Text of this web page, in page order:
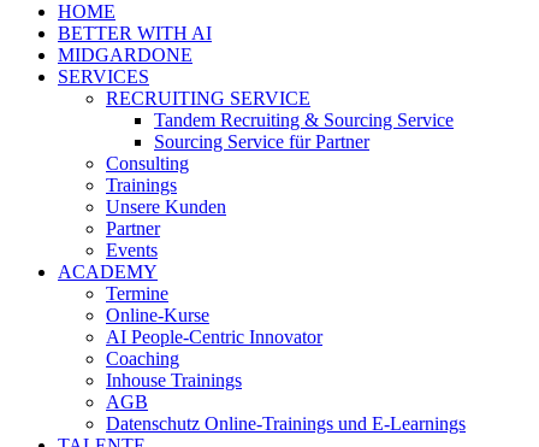
HOME
BETTER WITH AI
MIDGARDONE
SERVICES
RECRUITING SERVICE
Tandem Recruiting & Sourcing Service
Sourcing Service für Partner
Consulting
Trainings
Unsere Kunden
Partner
Events
ACADEMY
Termine
Online-Kurse
AI People-Centric Innovator
Coaching
Inhouse Trainings
AGB
Datenschutz Online-Trainings und E-Learnings